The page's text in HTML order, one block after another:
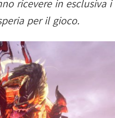
ricevere in esclusiva i
per il gioco.